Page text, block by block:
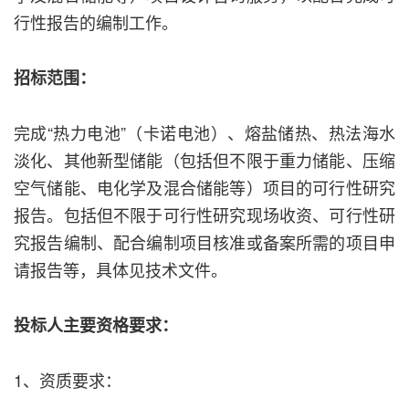
行性报告的编制工作。
招标范围：
完成“热力电池”（卡诺电池）、熔盐储热、热法海水
淡化、其他新型储能（包括但不限于重力储能、压缩
空气储能、电化学及混合储能等）项目的可行性研究
报告。包括但不限于可行性研究现场收资、可行性研
究报告编制、配合编制项目核准或备案所需的项目申
请报告等，具体见技术文件。
投标人主要资格要求：
1、资质要求：